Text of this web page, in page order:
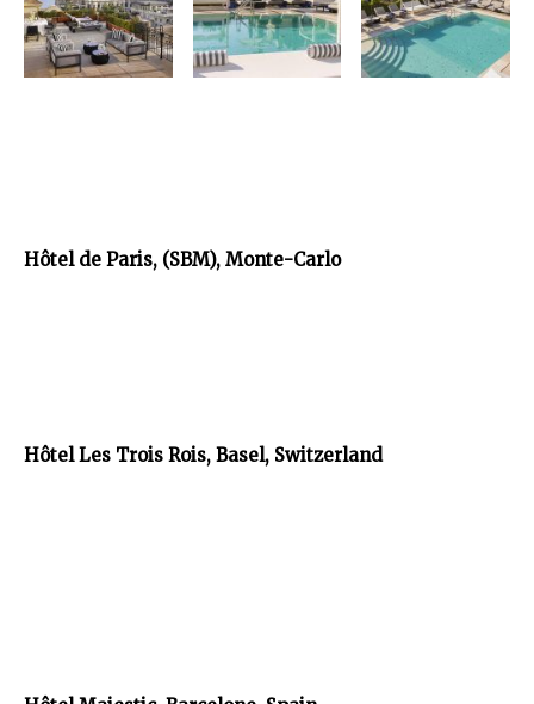
Hôtel de Paris, (SBM), Monte-Carlo
Hôtel Les Trois Rois, Basel, Switzerland